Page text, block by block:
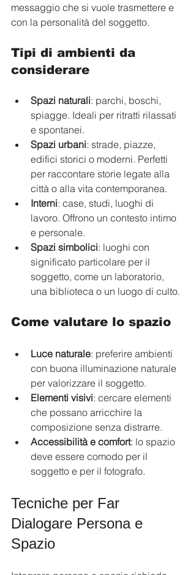
messaggio che si vuole trasmettere e
con la personalità del soggetto.
Tipi di ambienti da
considerare
Spazi naturali: parchi, boschi,
spiagge. Ideali per ritratti rilassati
e spontanei.
Spazi urbani: strade, piazze,
edifici storici o moderni. Perfetti
per raccontare storie legate alla
città o alla vita contemporanea.
Interni: case, studi, luoghi di
lavoro. Offrono un contesto intimo
e personale.
Spazi simbolici: luoghi con
significato particolare per il
soggetto, come un laboratorio,
una biblioteca o un luogo di culto.
Come valutare lo spazio
Luce naturale: preferire ambienti
con buona illuminazione naturale
per valorizzare il soggetto.
Elementi visivi: cercare elementi
che possano arricchire la
composizione senza distrarre.
Accessibilità e comfort: lo spazio
deve essere comodo per il
soggetto e per il fotografo.
Tecniche per Far
Dialogare Persona e
Spazio